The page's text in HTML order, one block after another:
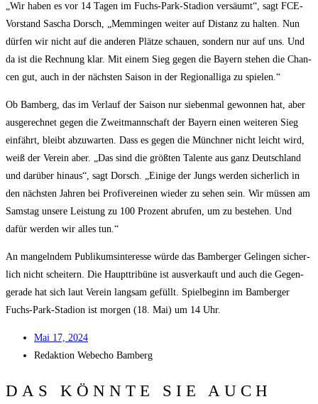
„Wir haben es vor 14 Tagen im Fuchs-Park-Sta­di­on ver­säumt“, sagt FCE-
Vor­stand Sascha Dorsch, „Mem­min­gen wei­ter auf Distanz zu hal­ten. Nun
dür­fen wir nicht auf die ande­ren Plät­ze schau­en, son­dern nur auf uns. Und
da ist die Rech­nung klar. Mit einem Sieg gegen die Bay­ern ste­hen die Chan­
cen gut, auch in der nächs­ten Sai­son in der Regio­nal­li­ga zu spielen.“
Ob Bam­berg, das im Ver­lauf der Sai­son nur sie­ben­mal gewon­nen hat, aber
aus­ge­rech­net gegen die Zweit­mann­schaft der Bay­ern einen wei­te­ren Sieg
ein­fährt, bleibt abzu­war­ten. Dass es gegen die Münch­ner nicht leicht wird,
weiß der Ver­ein aber. „Das sind die größ­ten Talen­te aus ganz Deutsch­land
und dar­über hin­aus“, sagt Dorsch. „Eini­ge der Jungs wer­den sicher­lich in
den nächs­ten Jah­ren bei Pro­fi­ver­ei­nen wie­der zu sehen sein. Wir müs­sen am
Sams­tag unse­re Leis­tung zu 100 Pro­zent abru­fen, um zu bestehen. Und
dafür wer­den wir alles tun.“
An man­geln­dem Publi­kums­in­ter­es­se wür­de das Bam­ber­ger Gelin­gen sicher­
lich nicht schei­tern. Die Haupt­tri­bü­ne ist aus­ver­kauft und auch die Gegen­
ge­ra­de hat sich laut Ver­ein lang­sam gefüllt. Spiel­be­ginn im Bam­ber­ger
Fuchs-Park-Sta­di­on ist mor­gen (18. Mai) um 14 Uhr.
Mai 17, 2024
Redak­ti­on Web­echo Bamberg
DAS KÖNNTE SIE AUCH